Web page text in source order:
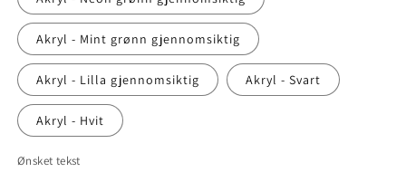
Akryl - Mint grønn gjennomsiktig
Akryl - Lilla gjennomsiktig Akryl - Svart
Akryl - Hvit
Ønsket tekst